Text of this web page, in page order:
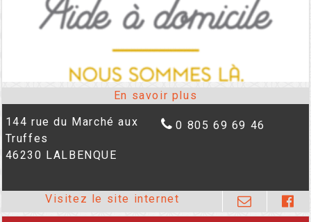
144 rue du Marché aux
Truffes
46230 LALBENQUE
0 805 69 69 46